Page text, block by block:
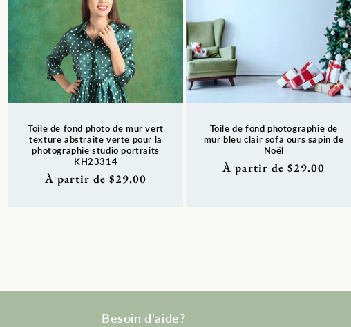
Toile de fond photo de mur vert
texture abstraite verte pour la
photographie studio portraits
KH23314
Prix
À partir de $29.00
Toile de fond photographie de
mur bleu clair sofa ours sapin de
Noël
Prix
À partir de $29.00
Besoin d'aide?